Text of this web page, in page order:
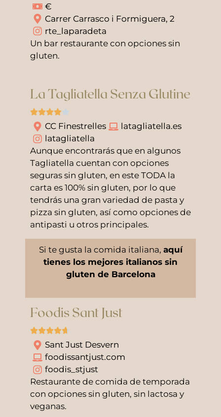
€
Carrer Carrasco i Formiguera, 2
rte_laparadeta
Un bar restaurante con opciones sin
gluten.
La Tagliatella Senza Glutine
CC Finestrelles
latagliatella.es
latagliatella
Aunque encontrarás que en algunos
Tagliatella cuentan con opciones
seguras sin gluten, en este TODA la
carta es 100% sin gluten, por lo que
tendrás una gran variedad de pasta y
pizza sin gluten, así como opciones de
antipasti u otros principales.
Si te gusta la comida italiana, aquí
tienes los mejores italianos sin
gluten de Barcelona
Foodis Sant Just
Sant Just Desvern
foodissantjust.com
foodis_stjust
Restaurante de comida de temporada
con opciones sin gluten, sin lactosa y
veganas.